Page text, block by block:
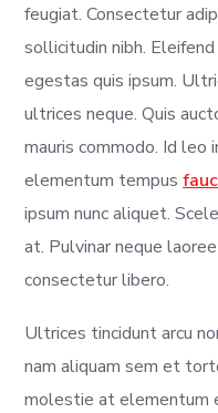
feugiat. Consectetur
sollicitudin nibh.
egestas quis ipsum.
ultrices neque. Quis
mauris commodo. Id leo
elementum tempus
ipsum nunc aliquet.
at. Pulvinar neque
consectetur libero.
Ultrices tincidunt arcu
nam aliquam sem et
molestie at elementum